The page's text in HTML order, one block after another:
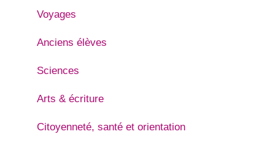
Voyages
Anciens élèves
Sciences
Arts & écriture
Citoyenneté, santé et orientation